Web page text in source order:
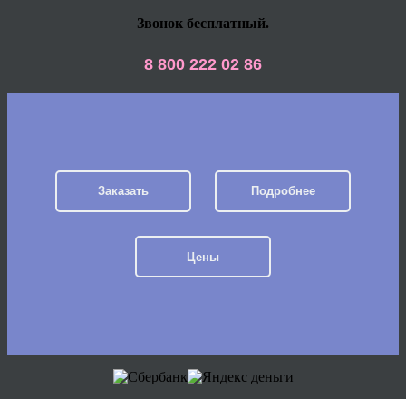
Звонок бесплатный.
8 800 222 02 86
Заказать Подробнее
Цены